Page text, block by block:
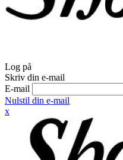
Log på
Skriv din e-mail
E-mail
Nulstil din e-mail
x